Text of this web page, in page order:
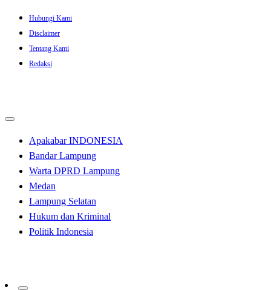
Skip
content
Hubungi Kami
Disclaimer
Tentang Kami
Redaksi
Apakabar INDONESIA
Bandar Lampung
Warta DPRD Lampung
Medan
Lampung Selatan
Hukum dan Kriminal
Politik Indonesia